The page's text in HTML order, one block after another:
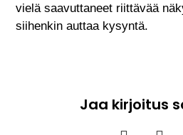
vielä saavuttaneet riittävää
siihenkin auttaa kysyntä.
Jaa kirjoitus